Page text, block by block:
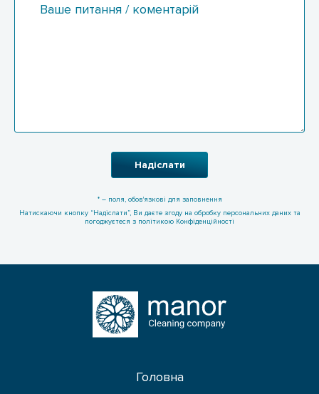
Ваше питання / коментарій
Надіслати
* – поля, обов'язкові для заповнення
Натискаючи кнопку “Надіслати”, Ви даєте згоду на обробку персональних даних та
погоджуєтеся з політикою Конфіденційності
Головна